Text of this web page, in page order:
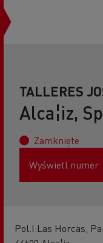
TALLERES
Alca¦iz,
Zamknięte
Wyświetl numer
Pol.I.Las Horcas,